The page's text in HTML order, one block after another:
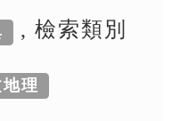
, 檢索類別
理